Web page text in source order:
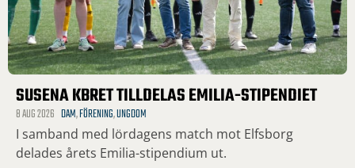
SUSENA KBRET TILLDELAS EMILIA-STIPENDIET
8 AUG 2026 DAM,FÖRENING,UNGDOM
I samband med lördagens match mot Elfsborg
delades årets Emilia-stipendium ut.